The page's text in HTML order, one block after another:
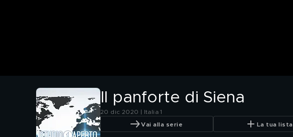
Il panforte di Siena
20 dic 2020 | Italia 1
Vai alla serie La tua lista